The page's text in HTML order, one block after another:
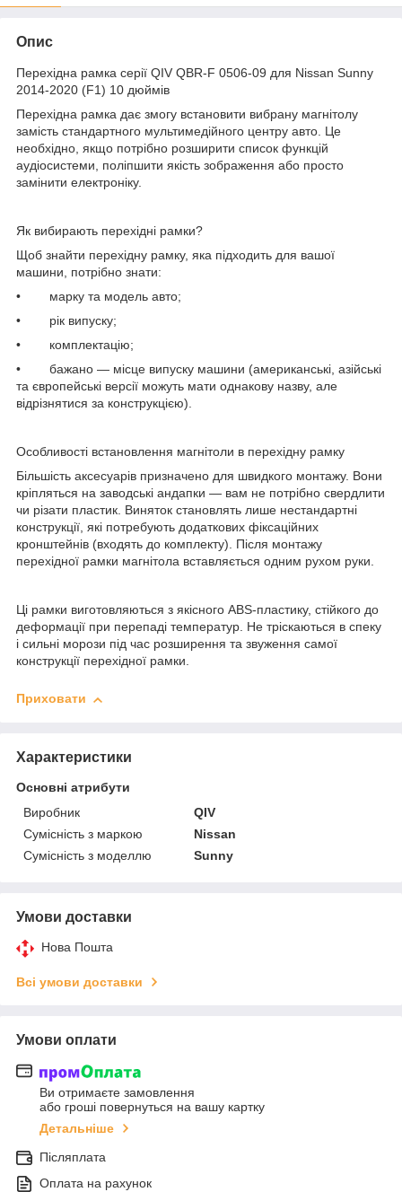
Опис
Перехідна рамка серії QIV QBR-F 0506-09 для Nissan Sunny
2014-2020 (F1) 10 дюймів
Перехідна рамка дає змогу встановити вибрану магнітолу
замість стандартного мультимедійного центру авто. Це
необхідно, якщо потрібно розширити список функцій
аудіосистеми, поліпшити якість зображення або просто
замінити електроніку.
Як вибирають перехідні рамки?
Щоб знайти перехідну рамку, яка підходить для вашої
машини, потрібно знати:
• марку та модель авто;
• рік випуску;
• комплектацію;
• бажано — місце випуску машини (американські, азійські
та європейські версії можуть мати однакову назву, але
відрізнятися за конструкцією).
Особливості встановлення магнітоли в перехідну рамку
Більшість аксесуарів призначено для швидкого монтажу. Вони
кріпляться на заводські андапки — вам не потрібно свердлити
чи різати пластик. Виняток становлять лише нестандартні
конструкції, які потребують додаткових фіксаційних
кронштейнів (входять до комплекту). Після монтажу
перехідної рамки магнітола вставляється одним рухом руки.
Ці рамки виготовляються з якісного ABS-пластику, стійкого до
деформації при перепаді температур. Не тріскаються в спеку
і сильні морози під час розширення та звуження самої
конструкції перехідної рамки.
Приховати
Характеристики
Основні атрибути
Виробник
QIV
Сумісність з маркою
Nissan
Сумісність з моделлю
Sunny
Умови доставки
Нова Пошта
Всі умови доставки
Умови оплати
Ви отримаєте замовлення
або гроші повернуться на вашу картку
Детальніше
Післяплата
Оплата на рахунок